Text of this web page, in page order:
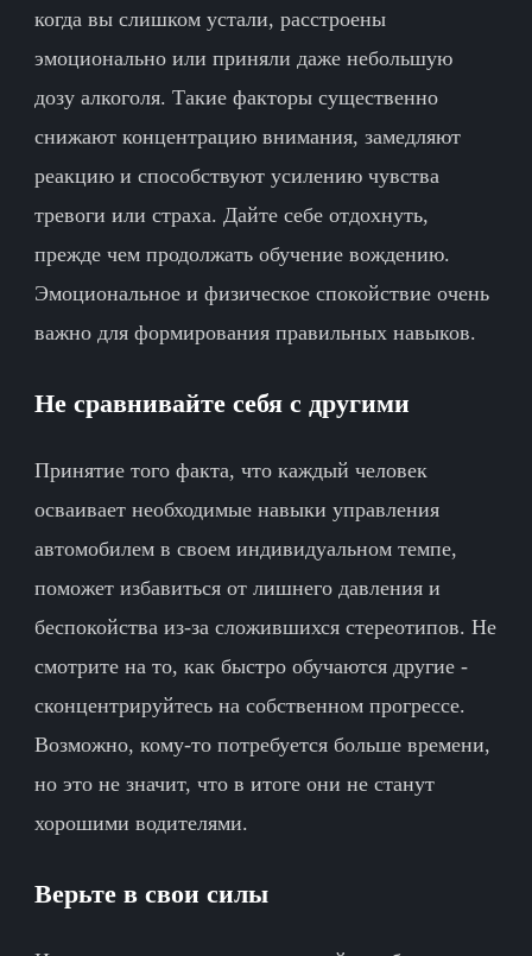
когда вы слишком устали, расстроены
эмоционально или приняли даже небольшую
дозу алкоголя. Такие факторы существенно
снижают концентрацию внимания, замедляют
реакцию и способствуют усилению чувства
тревоги или страха. Дайте себе отдохнуть,
прежде чем продолжать обучение вождению.
Эмоциональное и физическое спокойствие очень
важно для формирования правильных навыков.
Не сравнивайте себя с другими
Принятие того факта, что каждый человек
осваивает необходимые навыки управления
автомобилем в своем индивидуальном темпе,
поможет избавиться от лишнего давления и
беспокойства из-за сложившихся стереотипов. Не
смотрите на то, как быстро обучаются другие -
сконцентрируйтесь на собственном прогрессе.
Возможно, кому-то потребуется больше времени,
но это не значит, что в итоге они не станут
хорошими водителями.
Верьте в свои силы